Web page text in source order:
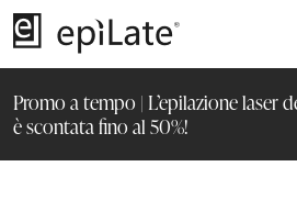
Promo a tempo | L’epilazione laser
è scontata fino al 50%!